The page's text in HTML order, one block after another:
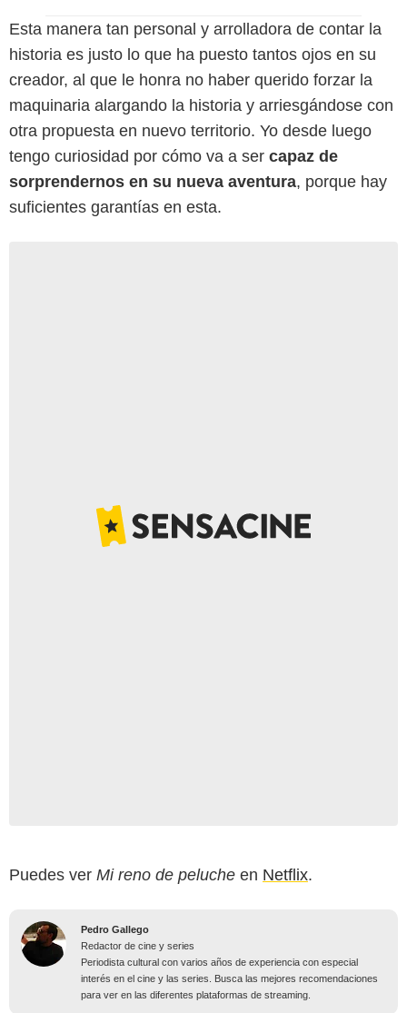
Esta manera tan personal y arrolladora de contar la
historia es justo lo que ha puesto tantos ojos en su
creador, al que le honra no haber querido forzar la
maquinaria alargando la historia y arriesgándose con
otra propuesta en nuevo territorio. Yo desde luego
tengo curiosidad por cómo va a ser capaz de
sorprendernos en su nueva aventura, porque hay
suficientes garantías en esta.
Puedes ver Mi reno de peluche en Netflix.
Pedro Gallego
Redactor de cine y series
Periodista cultural con varios años de experiencia con especial
interés en el cine y las series. Busca las mejores recomendaciones
para ver en las diferentes plataformas de streaming.